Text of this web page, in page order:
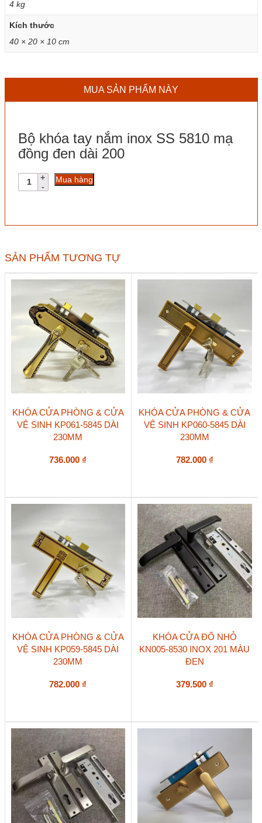
4 kg
Kích thước
40 × 20 × 10 cm
MUA SẢN PHẨM NÀY
Bộ khóa tay nắm inox SS 5810 mạ
đồng đen dài 200
Bộ
đồng
đen
lượng
Mua hàng
SẢN PHẨM TƯƠNG TỰ
KHÓA CỬA PHÒNG & CỬA
VỆ SINH KP061-5845 DÀI
230MM
736.000 ₫
KHÓA CỬA PHÒNG & CỬA
VỆ SINH KP060-5845 DÀI
230MM
782.000 ₫
KHÓA CỬA PHÒNG & CỬA
VỆ SINH KP059-5845 DÀI
230MM
782.000 ₫
KHÓA CỬA ĐỐ NHỎ
KN005-8530 INOX 201 MÀU
ĐEN
379.500 ₫